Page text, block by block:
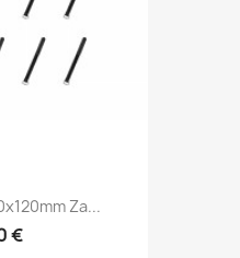
Za...
€